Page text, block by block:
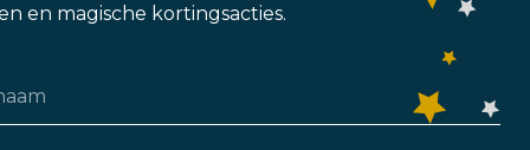
en magische kortingsacties.